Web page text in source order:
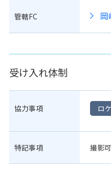
管轄FC
受け入れ体制
協力事項 ロ
特記事項 撮影